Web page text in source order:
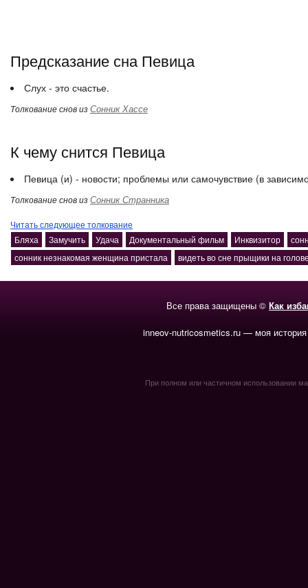
Предсказание сна Певица
Слух - это счастье.
Толкование снов изСонник Хассе
К чему снится Певица
Певица (и) - новости; проблемы или самочувствие (в
Толкование снов изСонник Странника
Читать следующее толкование
Бляха
Замучить Удача Документальный фильм Инквизитор
сонник незнакомая женщина пристала
видеть во сне прыщики на
Все права защищены © Как
inneov-nutricosmetics.ru — моя
При полном или частичном использовании